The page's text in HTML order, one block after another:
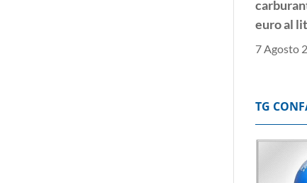
euro al
7 Agosto
incerta,
Borsa:
TG